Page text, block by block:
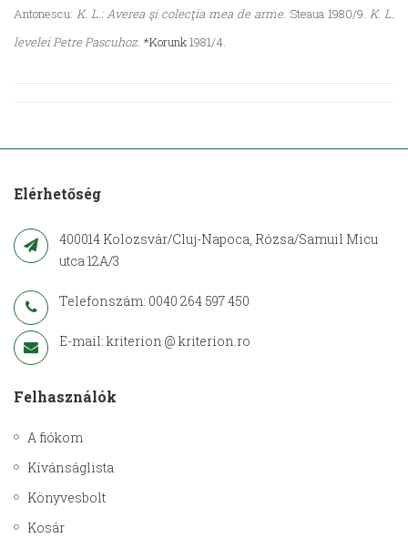
Antonescu: K. L.: Averea şi colecţia mea de arme. Steaua 1980/9. K. L.
levelei Petre Pascuhoz. *Korunk1981/4.
Elérhetőség
400014 Kolozsvár/Cluj-Napoca, Rózsa/Samuil Micu
utca 12A/3
Telefonszám: 0040 264 597 450
E-mail: kriterion @ kriterion.ro
Felhasználók
A fiókom
Kívánságlista
Könyvesbolt
Kosár